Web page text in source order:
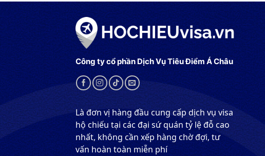
Công ty cổ phần Dịch Vụ Tiêu Điểm Á Châu
Là đơn vị hàng đầu cung cấp dịch vụ visa
hộ chiếu tại các đại sứ quán tỷ lệ đỗ cao
nhất, không cần xếp hàng chờ đợi, tư
vấn hoàn toàn miễn phí